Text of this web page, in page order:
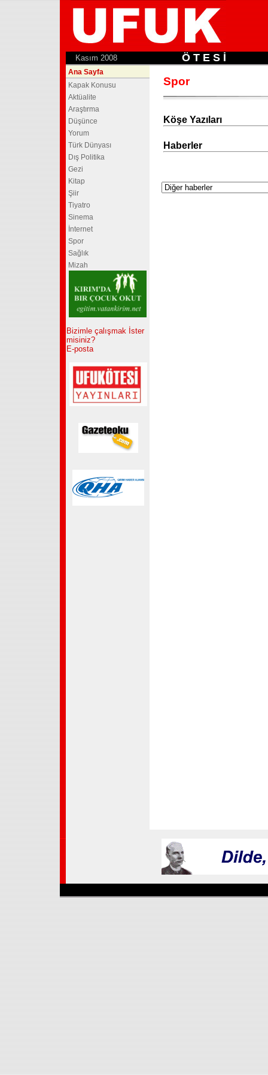
Kasım 2008 Ö T E S İ
Ana Sayfa
Kapak Konusu
Aktüalite
Araştırma
Düşünce
Yorum
Türk Dünyası
Dış Politika
Gezi
Kitap
Şiir
Tiyatro
Sinema
İnternet
Spor
Sağlık
Mizah
Bizimle çalışmak İster
misiniz?
E-posta
Spor
Köşe Yazıları
Haberler